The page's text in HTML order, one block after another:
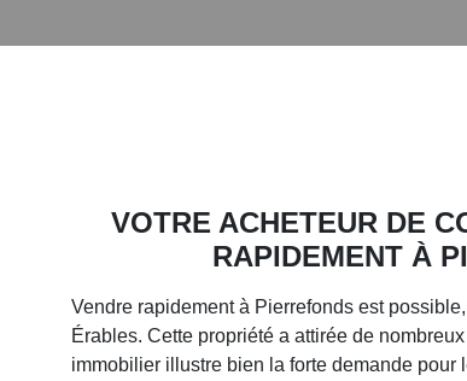
VOTRE ACHETEUR DE
RAPIDEMENT À
Vendre rapidement à Pierrefonds est
Érables. Cette propriété a attirée de
immobilier illustre bien la forte demande